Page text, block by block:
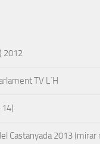
2012
TV L´H
14)
Castanyada 2013